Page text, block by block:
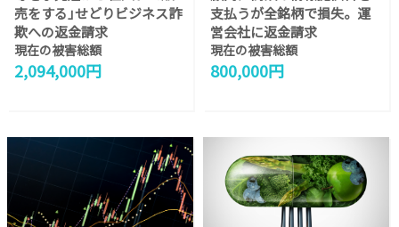
売をする｣せどりビジネス詐
欺への返金請求
現在の被害総額
2,094,000円
支払うが全銘柄で損失。運
営会社に返金請求
現在の被害総額
800,000円